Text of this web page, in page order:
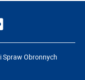
Spraw Obronnych